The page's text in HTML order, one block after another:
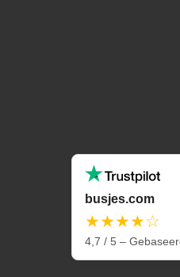
busjes.com
★★★★☆
4,7 / 5 –